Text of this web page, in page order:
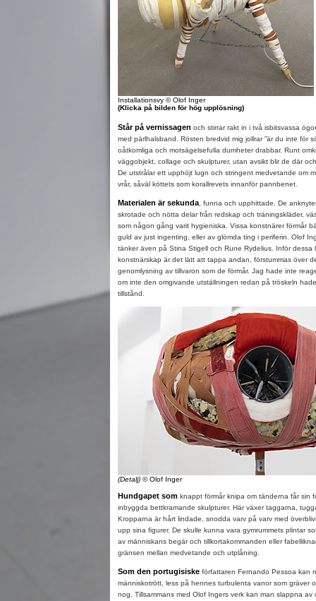
Installationsvy © Olof Inger
(Klicka på bilden för hög upplösning)
Står på vernissagen och stirrar rakt in i två isbitsvassa
med pärlhalsband. Rösten bredvid mig jollrar ”är du inte för
oåtkomliga och motsägelsefulla dumheter drabbar. Runt
väggobjekt, collage och skulpturer, utan avsikt blir de där
De utstrålar ett upphöjt lugn och stringent medvetande om
vrår, såväl köttets som korallrevets innanför pannbenet.
Materialen är sekunda, funna och upphittade. De
skrotade och nötta delar från redskap och träningskläder,
som någon gång varit hygieniska. Vissa konstnärer förmår
guld av just ingenting, eller av glömda ting i periferin. Olof
tänker även på Stina Stigell och Rune Rydelius. Inför dessa
konstnärskap är det lätt att tappa andan, förstummas över
genomlysning av tillvaron som de förmår. Jag hade inte
om inte den omgivande utställningen redan på tröskeln
tillstånd.
(Detalj) © Olof Inger
Hundgapet som knappt förmår knipa om tänderna får sin
inbyggda bettkramande skulpturer. Här växer taggarna,
Kropparna är hårt lindade, snodda varv på varv med
upp sina figurer. De skulle kunna vara gymrummets plintar
av människans begär och tillkortakommanden eller
gränsen mellan medvetande och utplåning.
Som den portugisiskeförfattaren Fernando Pessoa kan
människotrött, less på hennes turbulenta vanor som gräver
nog. Tillsammans med Olof Ingers verk kan man slappna av